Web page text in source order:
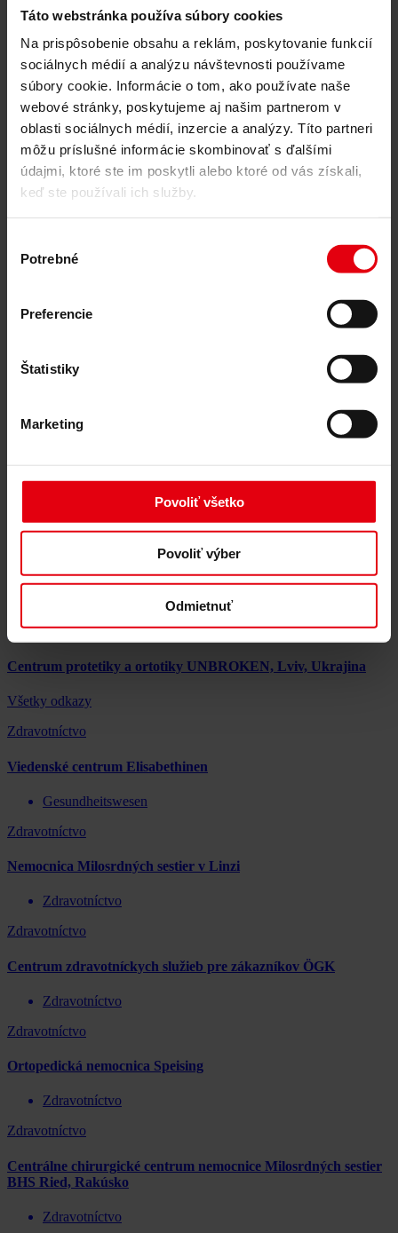
Táto webstránka používa súbory cookies
Na prispôsobenie obsahu a reklám, poskytovanie funkcií
sociálnych médií a analýzu návštevnosti používame
súbory cookie. Informácie o tom, ako používate naše
webové stránky, poskytujeme aj našim partnerom v
oblasti sociálnych médií, inzercie a analýzy. Títo partneri
môžu príslušné informácie skombinovať s ďalšími
údajmi, ktoré ste im poskytli alebo ktoré od vás získali,
keď ste používali ich služby.
súhlasu
Potrebné
Preferencie
Štatistiky
Marketing
Povoliť všetko
Povoliť výber
Odmietnuť
Priemyselné a administratívne budovy
Všetky
Česká republika
Rakúsko
Slovensko
Ukrajina
Zdravotnictví
Zdravotníctvo
Fakultná nemocnica Brno – Interná hematologická a
Охорона здоров`я
Národná špecializovaná detská nemocnica OKHMATDYT:
Zdravotníctvo
Zdravotníctvo
Centrum protetiky a ortotiky UNBROKEN, Lviv, Ukrajina
Všetky odkazy
Zdravotníctvo
Viedenské centrum Elisabethinen
Gesundheitswesen
Zdravotníctvo
Nemocnica Milosrdných sestier v Linzi
Zdravotníctvo
Zdravotníctvo
Centrum zdravotníckych služieb pre zákazníkov ÖGK
Zdravotníctvo
Zdravotníctvo
Ortopedická nemocnica Speising
Zdravotníctvo
Zdravotníctvo
Centrálne chirurgické centrum nemocnice Milosrdných sestier
BHS Ried, Rakúsko
Zdravotníctvo